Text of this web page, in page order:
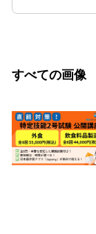
すべての画像